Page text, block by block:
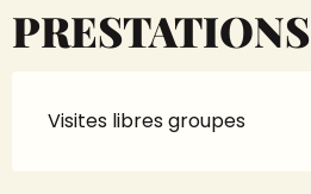
PRESTATIONS
Visites libres groupes